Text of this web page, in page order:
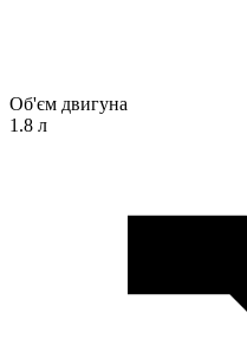
Об'єм двигуна
1.8 л